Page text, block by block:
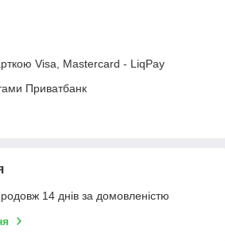
Visa, Mastercard - LiqPay
Приватбанк
14 днів за домовленістю